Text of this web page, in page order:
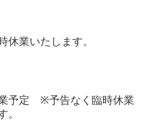
休業いたします。
定 ※予告なく臨時休業